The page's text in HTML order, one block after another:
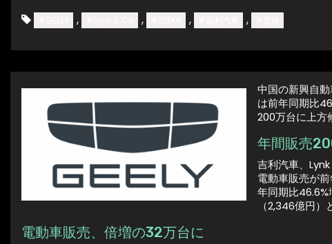
, , , ,
中国の新興自
は前年同期比
200万台に上方
年間販売
吉利汽車、
電動車販売が
年同期比46.6%
（2,346億円）
電動車販売、倍増の32万台に